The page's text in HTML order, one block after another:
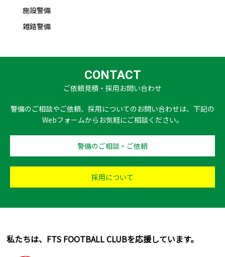
施設警備
雑踏警備
CONTACT
ご依頼見積・採用お問い合わせ
警備のご相談やご依頼、採用についてのお問い合わせは、下記の
Webフォームからお気軽にご相談ください。
警備のご相談・ご依頼
採用について
私たちは、FTS FOOTBALL CLUBを応援しています。